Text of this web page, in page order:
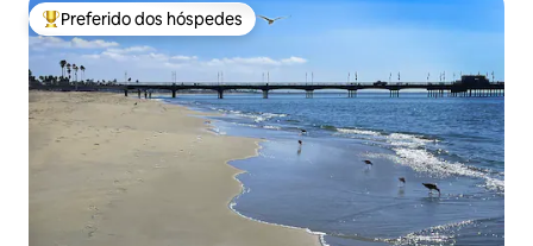
Entre os melhores preferidos dos hóspedes
Preferido dos hóspedes